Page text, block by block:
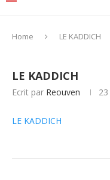
Home LE KADDICH
LE KADDICH
Ecrit par Reouven
LE KADDICH